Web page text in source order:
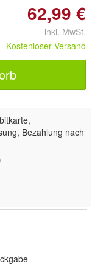
62,99 €
inkl. MwSt.
Kostenloser Versand
Bezahlung nach